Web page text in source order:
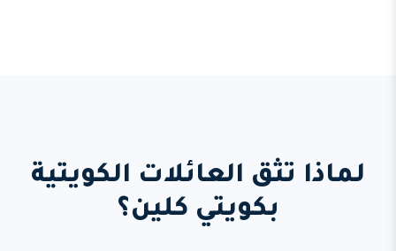
لماذا تثق العائلات الكويتية
بكويتي كلين؟